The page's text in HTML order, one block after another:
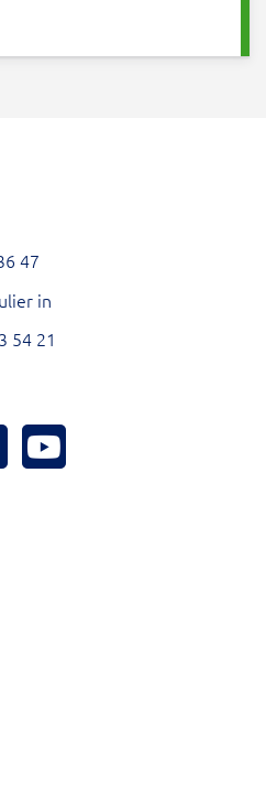
47
in
54 21
Facebook
Waard LinkedIn
Hoeksche Waard Instagram